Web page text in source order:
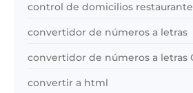
control de domicilios restaurante
convertidor de números a letras
convertidor de números a letras
convertir a html